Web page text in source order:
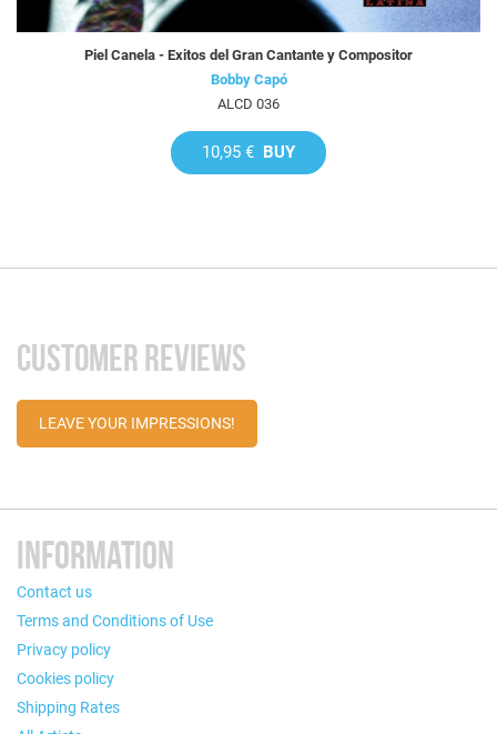
Piel Canela - Exitos del Gran Cantante y Compositor
Bobby Capó
ALCD 036
10,95 € BUY
CUSTOMER REVIEWS
LEAVE YOUR IMPRESSIONS!
INFORMATION
Contact us
Terms and Conditions of Use
Privacy policy
Cookies policy
Shipping Rates